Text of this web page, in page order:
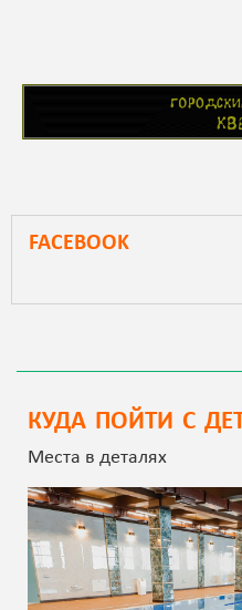
FACEBOOK
КУДА ПОЙТИ С
Места в деталях